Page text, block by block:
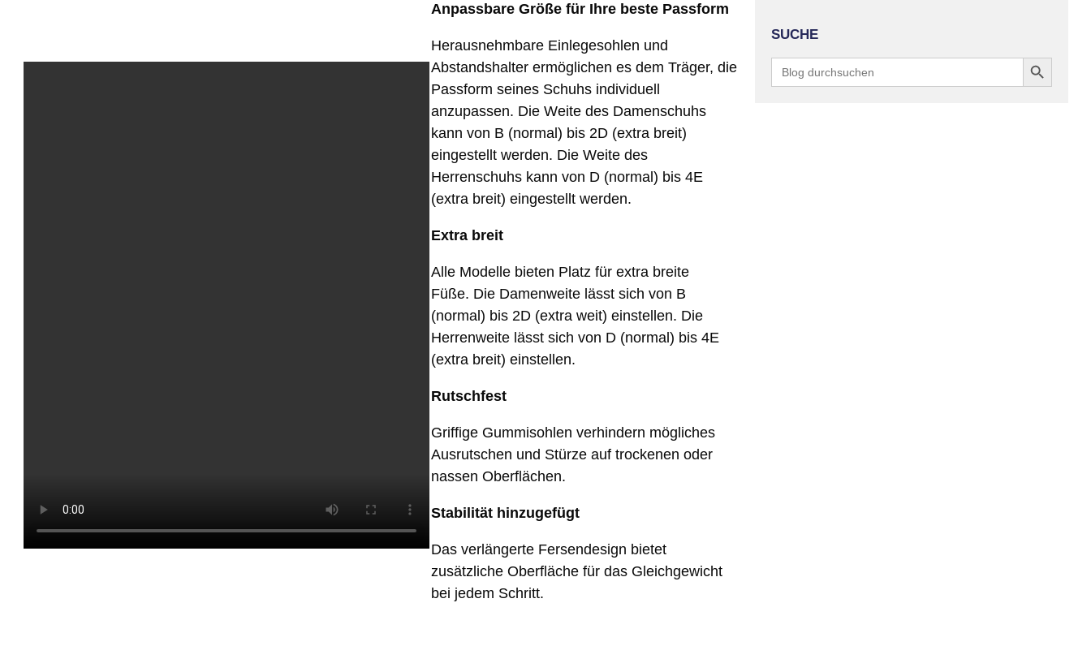
Anpassbare Größe für Ihre beste Passform
Herausnehmbare Einlegesohlen und
Abstandshalter ermöglichen es dem Träger, die
Passform seines Schuhs individuell
anzupassen. Die Weite des Damenschuhs
kann von B (normal) bis 2D (extra breit)
eingestellt werden. Die Weite des
Herrenschuhs kann von D (normal) bis 4E
(extra breit) eingestellt werden.
Extra breit
Alle Modelle bieten Platz für extra breite
Füße. Die Damenweite lässt sich von B
(normal) bis 2D (extra weit) einstellen. Die
Herrenweite lässt sich von D (normal) bis 4E
(extra breit) einstellen.
Rutschfest
Griffige Gummisohlen verhindern mögliches
Ausrutschen und Stürze auf trockenen oder
nassen Oberflächen.
Stabilität hinzugefügt
Das verlängerte Fersendesign bietet
zusätzliche Oberfläche für das Gleichgewicht
bei jedem Schritt.
SUCHE
Search
for:
Search Button